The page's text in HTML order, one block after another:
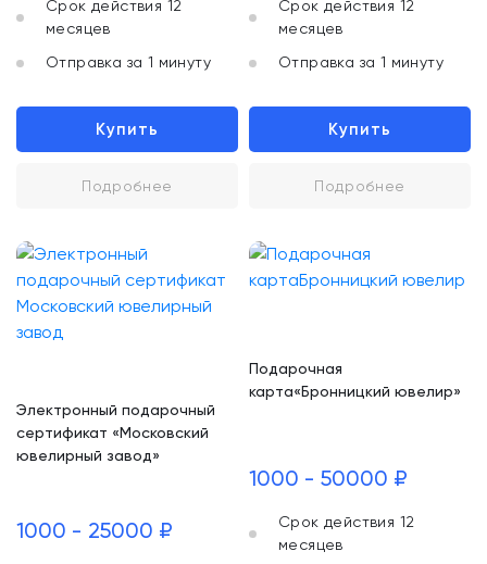
Срок действия 12
месяцев
Отправка за 1 минуту
Купить
Подробнее
Срок действия 12
месяцев
Отправка за 1 минуту
Купить
Подробнее
Электронный подарочный
сертификат «Московский
ювелирный завод»
1000 - 25000 ₽
Подарочная
карта«Бронницкий ювелир»
1000 - 50000 ₽
Срок действия 12
месяцев